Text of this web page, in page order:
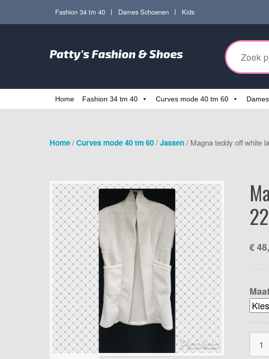
Ga
navigatie
Ga
de
inhoud
Fashion 34 tm 40 Dames Schoenen Kids
Patty's Fashion & Shoes
Zoeken
naar:
Home Fashion 34 tm 40 Curves mode 40 tm 60
Home/Curves mode 40 tm 60/Jassen/ Magna teddy off white
€
teddy